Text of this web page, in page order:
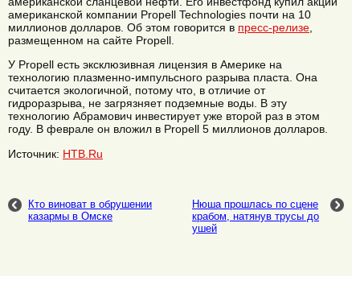
американской компании Propell Technologies почти на 10
миллионов долларов. Об этом говорится в пресс-релизе
размещенном на сайте Propell.
У Propell есть эксклюзивная лицензия в Америке на
технологию плазменно-импульсного разрыва пласта. Она
считается экологичной, потому что, в отличие от
гидроразрыва, не загрязняет подземные воды. В эту
технологию Абрамович инвестирует уже второй раз в этом
году. В феврале он вложил в Propell 5 миллионов долларов.
Источник: НТВ.Ru
Кто виноват в обрушении
казармы в Омске
Нюша прошлась по сцене
крабом, натянув трусы до
ушей